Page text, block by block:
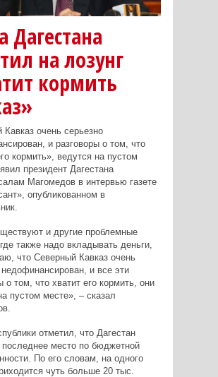
Дагестана
на лозунг
кормить
очень серьезно
и разговоры о том, что
кормить», ведутся на пустом
президент Дагестана
Магомедов в интервью газете
опубликованном в
и другие проблемные
также надо вкладывать деньги,
что Северный Кавказ очень
недофинансирован, и все эти
о том, что хватит его кормить, они
пустом месте», – сказал
отметил, что Дагестан
последнее место по бюджетной
По его словам, на одного
чуть больше 20 тыс.